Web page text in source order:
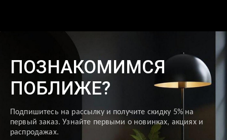
ПОЗНАКОМИМСЯ
ПОБЛИЖЕ?
Подпишитесь на рассылку и получите скидку 5% на
первый заказ. Узнайте первыми о новинках, акциях и
распродажах.